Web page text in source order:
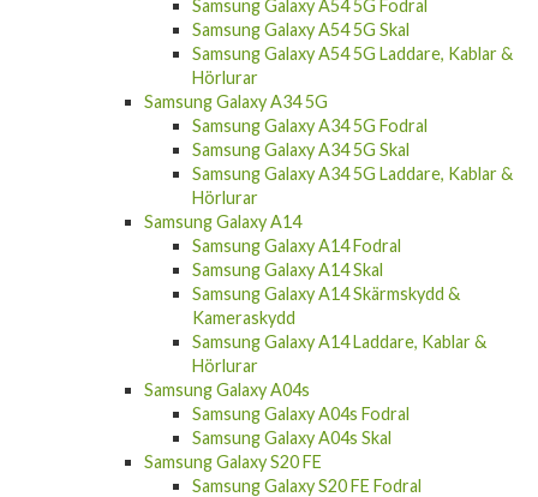
Samsung Galaxy A54 5G Fodral
Samsung Galaxy A54 5G Skal
Samsung Galaxy A54 5G Laddare, Kablar &
Hörlurar
Samsung Galaxy A34 5G
Samsung Galaxy A34 5G Fodral
Samsung Galaxy A34 5G Skal
Samsung Galaxy A34 5G Laddare, Kablar &
Hörlurar
Samsung Galaxy A14
Samsung Galaxy A14 Fodral
Samsung Galaxy A14 Skal
Samsung Galaxy A14 Skärmskydd &
Kameraskydd
Samsung Galaxy A14 Laddare, Kablar &
Hörlurar
Samsung Galaxy A04s
Samsung Galaxy A04s Fodral
Samsung Galaxy A04s Skal
Samsung Galaxy S20 FE
Samsung Galaxy S20 FE Fodral